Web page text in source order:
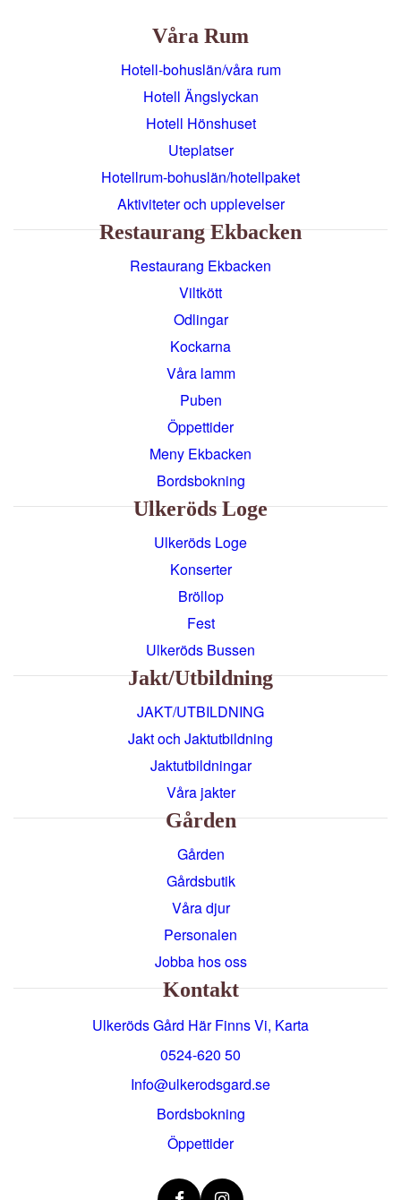
Våra Rum
Hotell-bohuslän/våra rum
Hotell Ängslyckan
Hotell Hönshuset
Uteplatser
Hotellrum-bohuslän/hotellpaket
Aktiviteter och upplevelser
Restaurang Ekbacken
Restaurang Ekbacken
Viltkött
Odlingar
Kockarna
Våra lamm
Puben
Öppettider
Meny Ekbacken
Bordsbokning
Ulkeröds Loge
Ulkeröds Loge
Konserter
Bröllop
Fest
Ulkeröds Bussen
Jakt/utbildning
JAKT/UTBILDNING
Jakt och Jaktutbildning
Jaktutbildningar
Våra jakter
Gården
Gården
Gårdsbutik
Våra djur
Personalen
Jobba hos oss
Kontakt
Ulkeröds Gård Här Finns Vi, Karta
0524-620 50
info@ulkerodsgard.se
Bordsbokning
Öppettider